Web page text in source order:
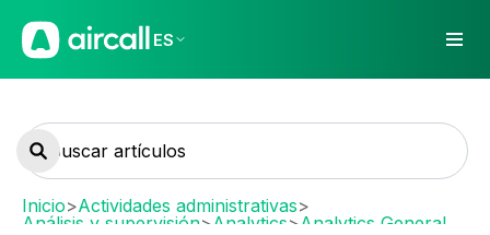
ES
Inicio>Actividades administrativas>
Análisis y supervisión> Analytics> Analytics General